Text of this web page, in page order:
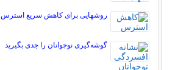
روشهایی برای کاهش سریع استرس
گوشه‌گیری نوجوانان را جدی بگیرید